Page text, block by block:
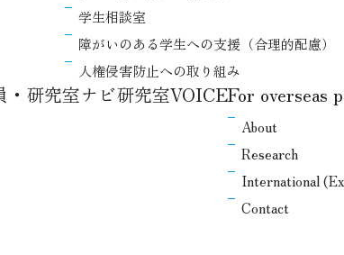
学生相談室
障がいのある学生への支援（合理的配慮）
人権侵害防止への取り組み
研究室ナビ研究室VOICEFor overseas
About
Research
International
Contact